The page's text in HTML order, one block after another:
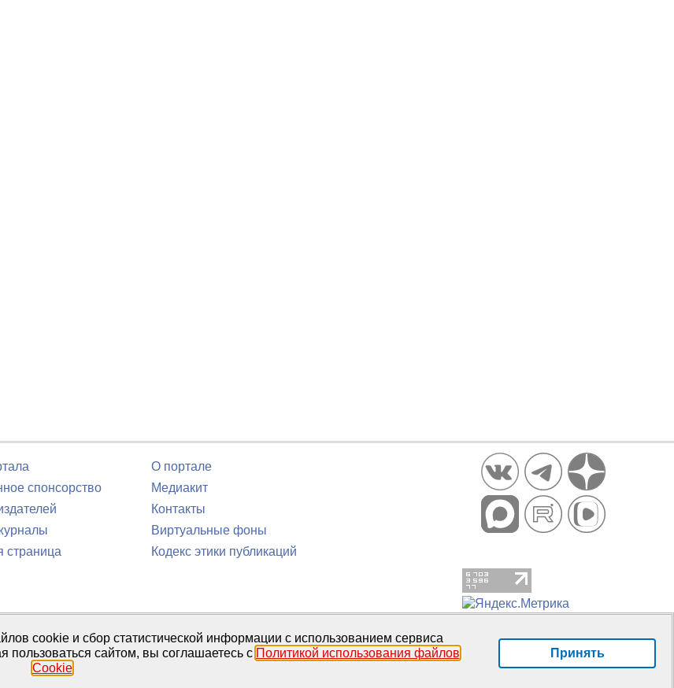
спонсорство
страница
О портале
Медиакит
Контакты
Виртуальные фоны
Кодекс этики публикаций
г.
cookie и сбор статистической информации с использованием сервиса
пользоваться сайтом, вы соглашаетесь с Политикой использования файлов
Cookie.
Принять